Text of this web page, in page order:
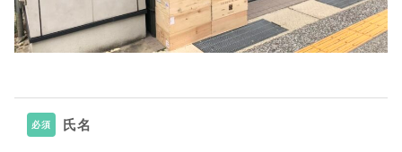
必須 氏名